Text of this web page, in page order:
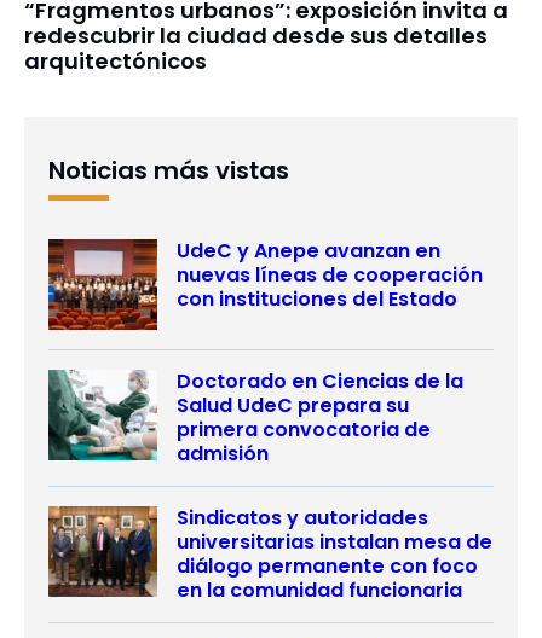
“Fragmentos urbanos”: exposición invita a
redescubrir la ciudad desde sus detalles
arquitectónicos
Noticias más vistas
UdeC y Anepe avanzan en
nuevas líneas de cooperación
con instituciones del Estado
Doctorado en Ciencias de la
Salud UdeC prepara su
primera convocatoria de
admisión
Sindicatos y autoridades
universitarias instalan mesa de
diálogo permanente con foco
en la comunidad funcionaria